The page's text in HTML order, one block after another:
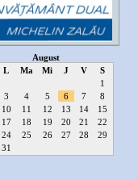
August
L Ma Mi J V
S
1
3 4 5 6 7
8
10 11 12 13 14
15
17 18 19 20 21
22
24 25 26 27 28
29
31